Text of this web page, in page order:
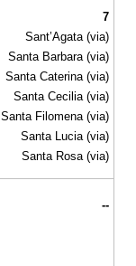
7
Sant’Agata (via)
Santa Barbara (via)
Santa Caterina (via)
Santa Cecilia (via)
Santa Filomena (via)
Santa Lucia (via)
Santa Rosa (via)
--